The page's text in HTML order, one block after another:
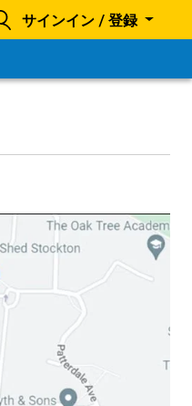
サインイン / 登録